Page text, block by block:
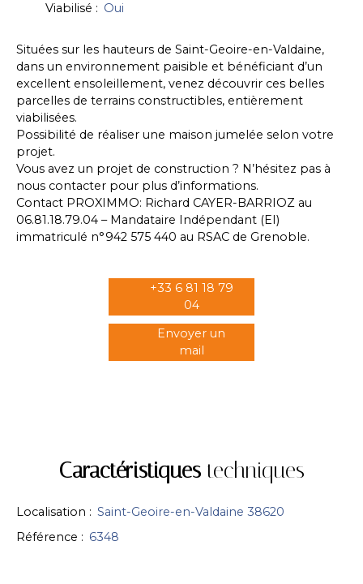
Viabilisé : Oui
Situées sur les hauteurs de Saint-Geoire-en-Valdaine,
dans un environnement paisible et bénéficiant d’un
excellent ensoleillement, venez découvrir ces belles
parcelles de terrains constructibles, entièrement
viabilisées.
Possibilité de réaliser une maison jumelée selon votre
projet.
Vous avez un projet de construction ? N’hésitez pas à
nous contacter pour plus d’informations.
Contact PROXIMMO: Richard CAYER-BARRIOZ au
06.81.18.79.04 – Mandataire Indépendant (EI)
immatriculé n°942 575 440 au RSAC de Grenoble.
+33 6 81 18 79
04
Envoyer un
mail
Caractéristiquestechniques
Localisation : Saint-Geoire-en-Valdaine 38620
Référence : 6348